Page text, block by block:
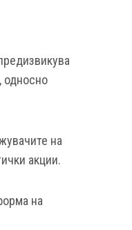
односно
на
акции.
на